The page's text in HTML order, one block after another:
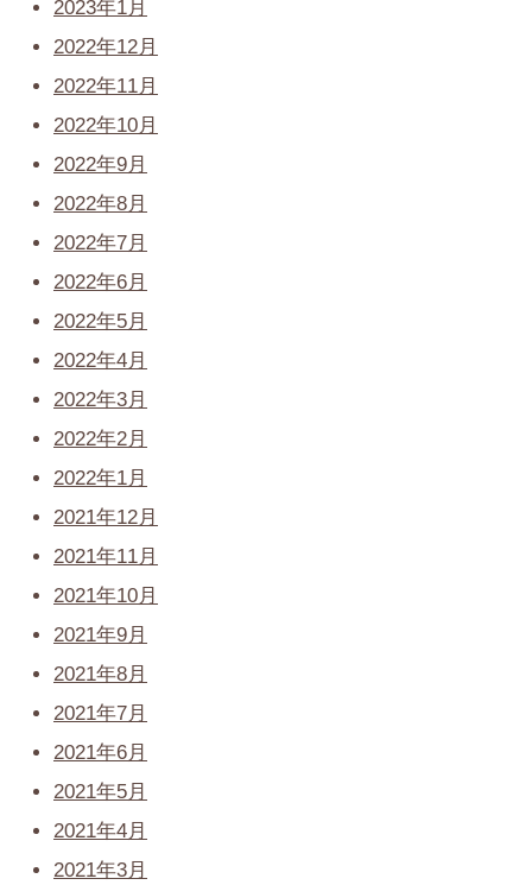
2023年1月
2022年12月
2022年11月
2022年10月
2022年9月
2022年8月
2022年7月
2022年6月
2022年5月
2022年4月
2022年3月
2022年2月
2022年1月
2021年12月
2021年11月
2021年10月
2021年9月
2021年8月
2021年7月
2021年6月
2021年5月
2021年4月
2021年3月